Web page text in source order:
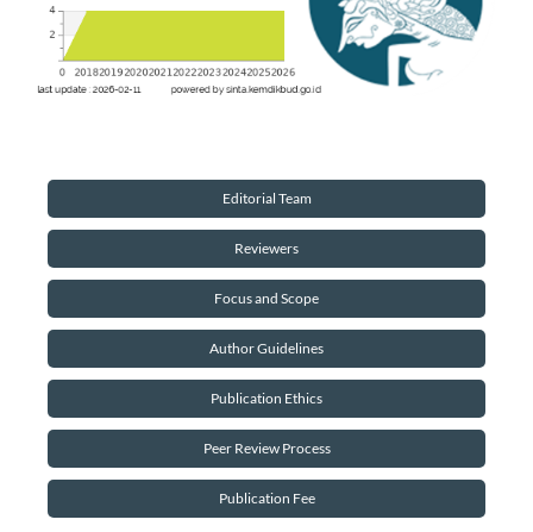
Editorial Team
Reviewers
Focus and Scope
Author Guidelines
Publication Ethics
Peer Review Process
Publication Fee